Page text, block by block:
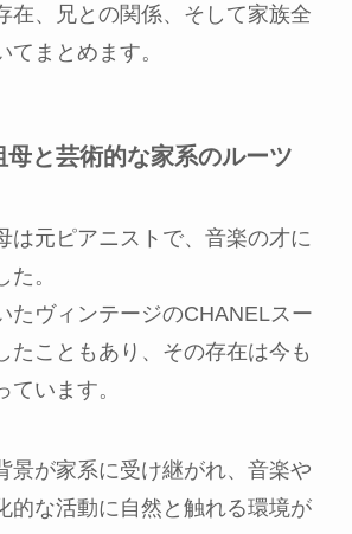
在、兄との関係、そして家族全
まとめます。
母と芸術的な家系のルーツ
は元ピアニストで、音楽の才に
。
たヴィンテージのCHANELスー
たこともあり、その存在は今も
います。
景が家系に受け継がれ、音楽や
的な活動に自然と触れる環境が